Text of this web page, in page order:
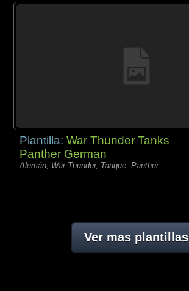
Plantilla:War Thunder Tanks
Panther German
Alemán, War Thunder, Tanque, Panther
Ver mas plantillas